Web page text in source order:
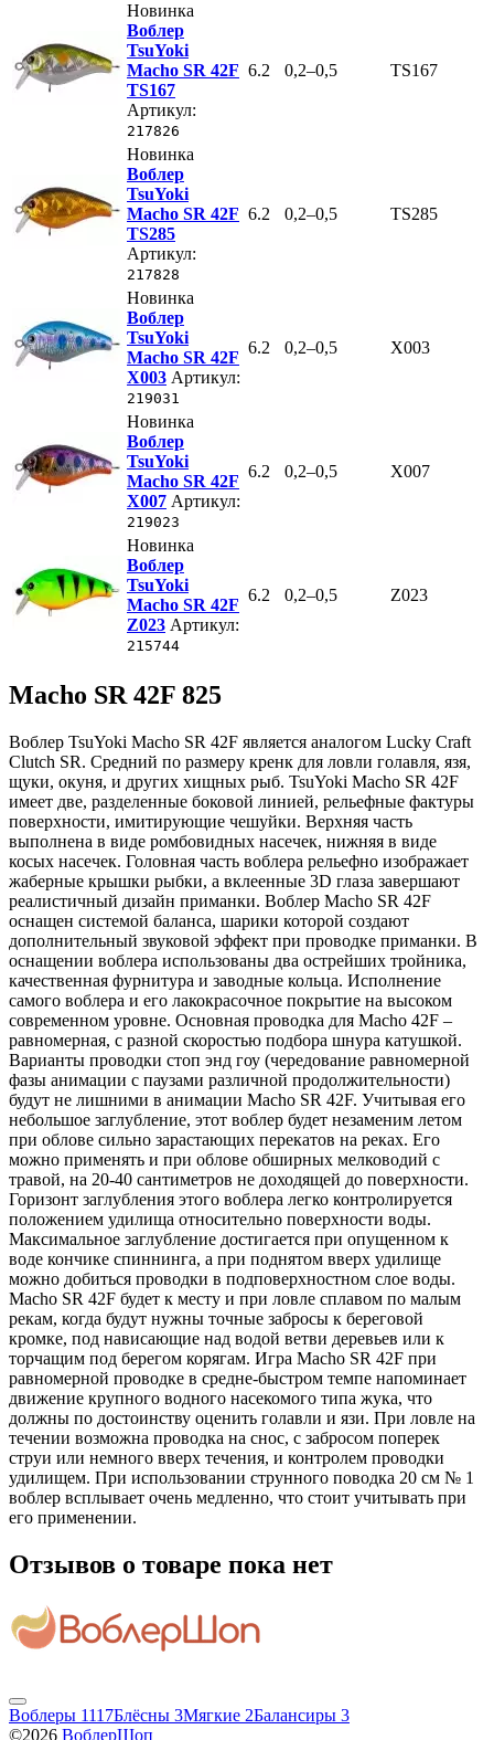
Новинка
Воблер
TsuYoki
Macho SR 42F
TS167
Артикул:
217826
6.2 0,2–0,5 TS167
Новинка
Воблер
TsuYoki
Macho SR 42F
TS285
Артикул:
217828
6.2 0,2–0,5 TS285
Новинка
Воблер
TsuYoki
Macho SR 42F
X003 Артикул:
219031
6.2 0,2–0,5 X003
Новинка
Воблер
TsuYoki
Macho SR 42F
X007 Артикул:
219023
6.2 0,2–0,5 X007
Новинка
Воблер
TsuYoki
Macho SR 42F
Z023 Артикул:
215744
6.2 0,2–0,5 Z023
Macho SR 42F 825
Воблер TsuYoki Macho SR 42F является аналогом Lucky Craft
Clutch SR. Средний по размеру кренк для ловли голавля, язя,
щуки, окуня, и других хищных рыб. TsuYoki Macho SR 42F
имеет две, разделенные боковой линией, рельефные фактуры
поверхности, имитирующие чешуйки. Верхняя часть
выполнена в виде ромбовидных насечек, нижняя в виде
косых насечек. Головная часть воблера рельефно изображает
жаберные крышки рыбки, а вклеенные 3D глаза завершают
реалистичный дизайн приманки. Воблер Macho SR 42F
оснащен системой баланса, шарики которой создают
дополнительный звуковой эффект при проводке приманки. В
оснащении воблера использованы два острейших тройника,
качественная фурнитура и заводные кольца. Исполнение
самого воблера и его лакокрасочное покрытие на высоком
современном уровне. Основная проводка для Macho 42F –
равномерная, с разной скоростью подбора шнура катушкой.
Варианты проводки стоп энд гоу (чередование равномерной
фазы анимации с паузами различной продолжительности)
будут не лишними в анимации Macho SR 42F. Учитывая его
небольшое заглубление, этот воблер будет незаменим летом
при облове сильно зарастающих перекатов на реках. Его
можно применять и при облове обширных мелководий с
травой, на 20-40 сантиметров не доходящей до поверхности.
Горизонт заглубления этого воблера легко контролируется
положением удилища относительно поверхности воды.
Максимальное заглубление достигается при опущенном к
воде кончике спиннинга, а при поднятом вверх удилище
можно добиться проводки в подповерхностном слое воды.
Macho SR 42F будет к месту и при ловле сплавом по малым
рекам, когда будут нужны точные забросы к береговой
кромке, под нависающие над водой ветви деревьев или к
торчащим под берегом корягам. Игра Macho SR 42F при
равномерной проводке в средне-быстром темпе напоминает
движение крупного водного насекомого типа жука, что
должны по достоинству оценить голавли и язи. При ловле на
течении возможна проводка на снос, с забросом поперек
струи или немного вверх течения, и контролем проводки
удилищем. При использовании струнного поводка 20 см № 1
воблер всплывает очень медленно, что стоит учитывать при
его применении.
Отзывов о товаре пока нет
Воблеры 1117Блёсны 3Мягкие 2Балансиры 3
©2026 ВоблерШоп